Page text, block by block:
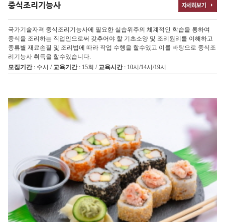
중식조리기능사
국가기술자격 중식조리기능사에 필요한 실습위주의 체계적인 학습을 통하여
중식을 조리하는 직업인으로써 갖추어야 할 기초소양 및 조리원리를 이해하고
종류별 재료손질 및 조리법에 따라 작업 수행을 할수있고 이를 바탕으로 중식조
리기능사 취득을 할수있습니다.
모집기간: 수시 / 교육기간: 15회 / 교육시간: 10시/14시/19시